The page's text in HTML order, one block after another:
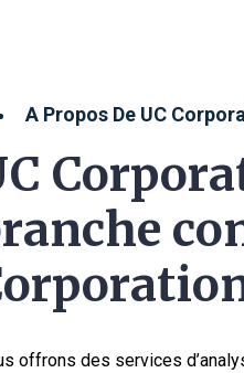
A Propos De UC
offrons des services